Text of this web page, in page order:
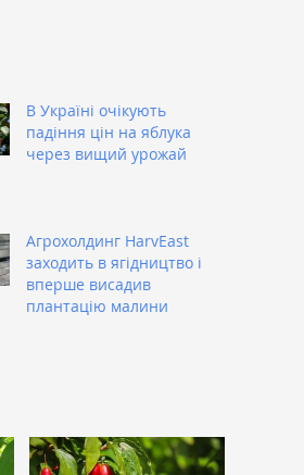
В Україні очікують
падіння цін на яблука
через вищий урожай
Агрохолдинг HarvEast
заходить в ягідництво і
вперше висадив
плантацію малини